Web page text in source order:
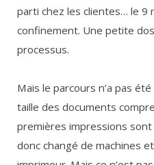
parti chez les clientes… le 9
confinement. Une petite
processus.
Mais le parcours n’a pas
taille des documents
premières impressions sont
donc changé de machines